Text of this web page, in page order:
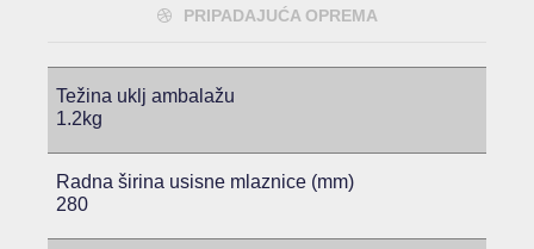
PRIPADAJUĆA OPREMA
Težina uklj ambalažu
1.2kg
Radna širina usisne mlaznice (mm)
280